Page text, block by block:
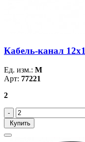
Кабель-канал
Ед. изм.: М
Арт: 77221
2
Купить